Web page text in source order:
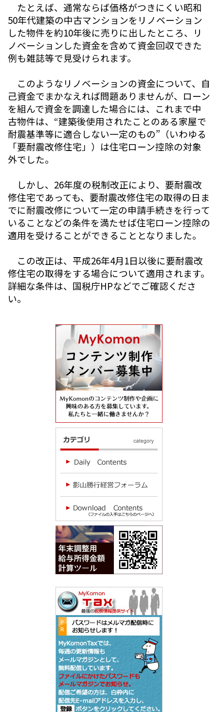
たとえば、通常ならば価格がつきにくい昭和
50年代建築の中古マンションをリノベーション
した物件を約10年後に売りに出したところ、リ
ノベーションした資金を含めて資金回収できた
例も雑誌等で見受けられます。
このようなリノベーションの資金について、自
己資金でまかなえれば問題ありませんが、ローン
を組んで資金を調達した場合には、これまで中
古物件は、“建築後使用されたことのある家屋で
耐震基準等に適合しない一定のもの”（いわゆる
「要耐震改修住宅」）は住宅ローン控除の対象
外でした。
しかし、26年度の税制改正により、要耐震改
修住宅であっても、要耐震改修住宅の取得の日ま
でに耐震改修について一定の申請手続きを行って
いることなどの条件を満たせば住宅ローン控除の
適用を受けることができることとなりました。
この改正は、平成26年4月1日以後に要耐震改
修住宅の取得をする場合について適用されます。
詳細な条件は、国税庁HPなどでご確認くださ
い。